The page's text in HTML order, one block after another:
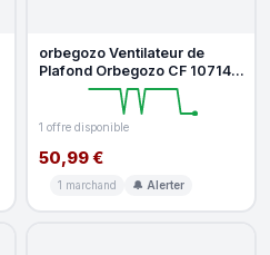
orbegozo Ventilateur de
Plafond Orbegozo CF 107142
70W 142cm 5 Vitesses
1 offre disponible
50,99 €
1 marchand 🔔 Alerter